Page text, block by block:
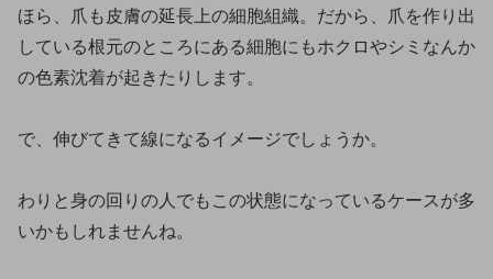
ほら、爪も皮膚の延長上の細胞組織。だから、爪を作り出
している根元のところにある細胞にもホクロやシミなんか
の色素沈着が起きたりします。
で、伸びてきて線になるイメージでしょうか。
わりと身の回りの人でもこの状態になっているケースが多
いかもしれませんね。